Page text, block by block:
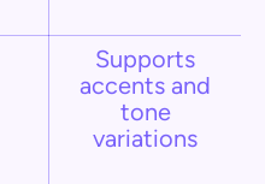
Supports
accents and
tone
variations